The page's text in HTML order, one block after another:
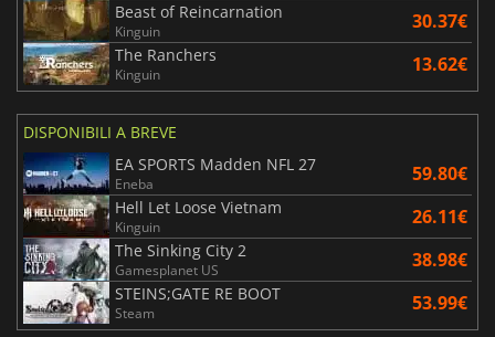
Beast of Reincarnation
Kinguin 30.37€
The Ranchers
Kinguin 13.62€
DISPONIBILI A BREVE
EA SPORTS Madden NFL 27
Eneba 59.80€
Hell Let Loose Vietnam
Kinguin 26.11€
The Sinking City 2
Gamesplanet US 38.98€
STEINS;GATE RE BOOT
Steam 53.99€